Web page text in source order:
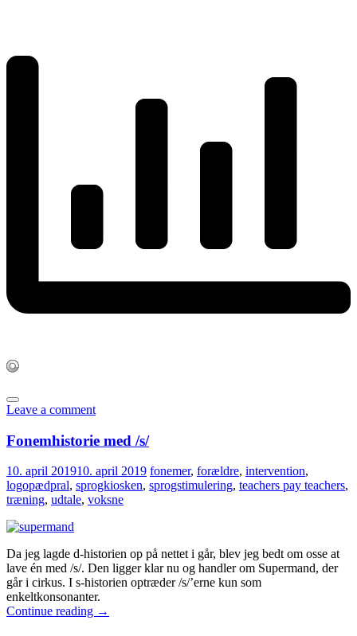
Leave a comment
Fonemhistorie med /s/
10. april 201910. april 2019 fonemer, forældre, intervention,
logopædpral, sprogkiosken, sprogstimulering, teachers pay teachers,
træning, udtale, voksne
Da jeg lagde d-historien op på nettet i går, blev jeg bedt om osse at
lave én med /s/. Den ligger klar nu og handler om Supermand, der
går i cirkus. I s-historien optræder /s/’erne kun som
enkeltkonsonanter.
Continue reading →